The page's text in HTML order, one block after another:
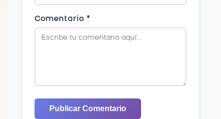
Comentario *
Publicar Comentario